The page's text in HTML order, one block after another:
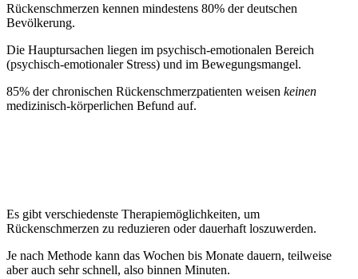
Rückenschmerzen kennen mindestens 80% der deutschen
Bevölkerung.
Die Hauptursachen liegen im psychisch-emotionalen Bereich
(psychisch-emotionaler Stress) und im Bewegungsmangel.
85% der chronischen Rückenschmerzpatienten weisen keinen
medizinisch-körperlichen Befund auf.
Es gibt verschiedenste Therapiemöglichkeiten, um
Rückenschmerzen zu reduzieren oder dauerhaft loszuwerden.
Je nach Methode kann das Wochen bis Monate dauern, teilweise
aber auch sehr schnell, also binnen Minuten.